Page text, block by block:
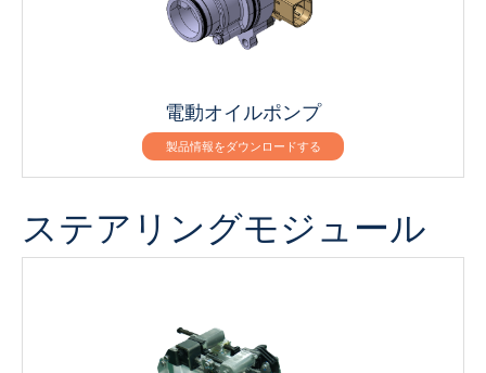
電動オイルポンプ
製品情報をダウンロードする
ステアリングモジュール